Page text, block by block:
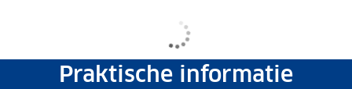
Praktische informatie